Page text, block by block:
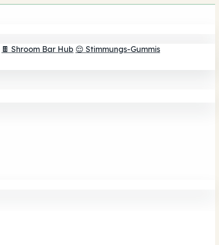
🍫 Shroom Bar Hub 😌 Stimmungs-Gummis